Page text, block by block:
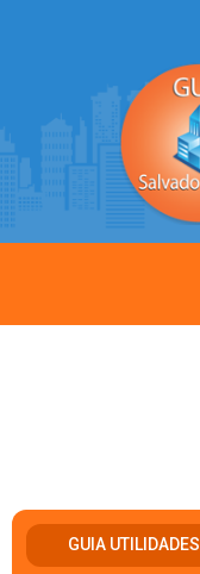
GUIA UTILIDADES